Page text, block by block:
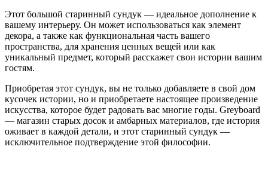
Этот большой старинный сундук — идеальное дополнение к
вашему интерьеру. Он может использоваться как элемент
декора, а также как функциональная часть вашего
пространства, для хранения ценных вещей или как
уникальный предмет, который расскажет свои истории вашим
гостям.
Приобретая этот сундук, вы не только добавляете в свой дом
кусочек истории, но и приобретаете настоящее произведение
искусства, которое будет радовать вас многие годы. Greyboard
— магазин старых досок и амбарных материалов, где история
оживает в каждой детали, и этот старинный сундук —
исключительное подтверждение этой философии.